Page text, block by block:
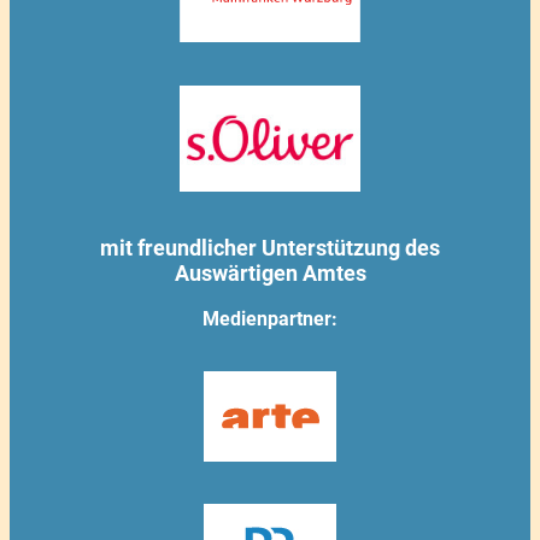
mit freundlicher Unterstützung des
Auswärtigen Amtes
Medienpartner: